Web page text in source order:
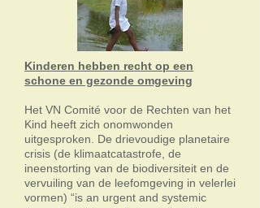
Kinderen hebben recht op een
schone en gezonde omgeving
Het VN Comité voor de Rechten van het
Kind heeft zich onomwonden
uitgesproken. De drievoudige planetaire
crisis (de klimaatcatastrofe, de
ineenstorting van de biodiversiteit en de
vervuiling van de leefomgeving in velerlei
vormen) “is an urgent and systemic